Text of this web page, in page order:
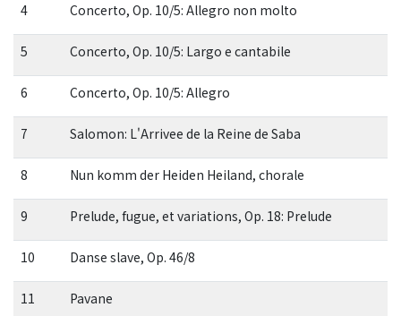
4 Concerto, Op. 10/5: Allegro non molto
5 Concerto, Op. 10/5: Largo e cantabile
6 Concerto, Op. 10/5: Allegro
7 Salomon: L'Arrivee de la Reine de Saba
8 Nun komm der Heiden Heiland, chorale
9 Prelude, fugue, et variations, Op. 18: Prelude
10 Danse slave, Op. 46/8
11 Pavane